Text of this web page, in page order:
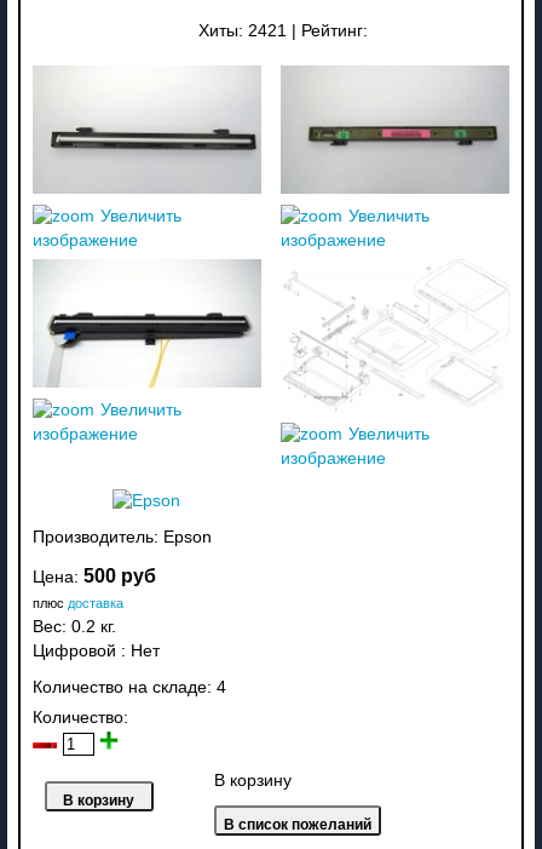
Хиты: 2421 Рейтинг:
Увеличить
изображение
Увеличить
изображение
Увеличить
изображение
Увеличить
изображение
Производитель: Epson
Цена: 500 руб
плюс доставка
Вес: 0.2 кг.
Цифровой : Нет
Количество на складе: 4
Количество:
В корзину